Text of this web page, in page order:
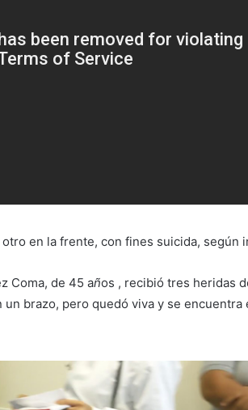
en la frente, con fines suicida, según
Coma, de 45 años , recibió tres heridas
brazo, pero quedó viva y se encuentra